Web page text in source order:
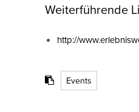
Weiterführende
http://
Events